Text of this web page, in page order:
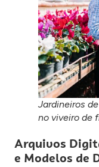
Jardineiros
no viveiro de
Arquivos
e Modelos de